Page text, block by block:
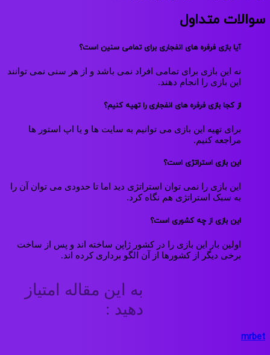
سوالات متداول
آیا بازی فرفره های انفجاری برای تمامی سنین است؟
نه این بازی برای تمامی افراد نمی باشد و از هر سنی نمی توانند
این بازی را انجام دهند.
از کجا بازی فرفره های انفجاری را تهیه کنیم؟
برای تهیه این بازی می توانیم به سایت ها و یا اپ استور ها
مراجعه کنیم.
این بازی استراتژی است؟
این بازی را نمی توان استراتژی دید اما تا حدودی می توان آن را
به سبک استراتژی هم نگاه کرد.
این بازی از چه کشوری است؟
اولین بار این بازی را در کشور ژاپن ساخته اند و پس از ساخت
برخی دیگر از کشورها از آن الگو برداری کرده اند.
به این مقاله امتیاز
دهید :
mrbet